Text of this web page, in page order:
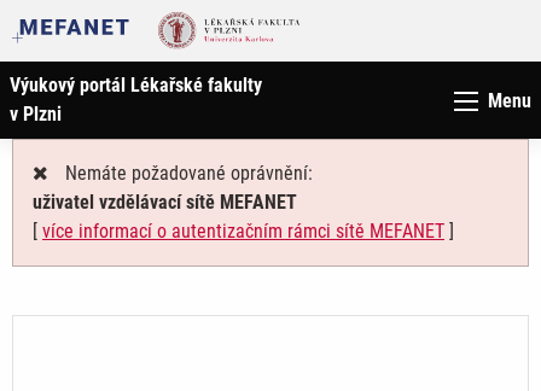
Výukový portál Lékařské fakulty
v Plzni
Menu
Nemáte požadované oprávnění:
uživatel vzdělávací sítě MEFANET
[ více informací o autentizačním rámci sítě MEFANET ]